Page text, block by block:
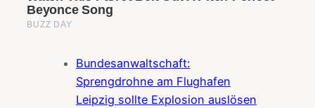
Bundesanwaltschaft:
Sprengdrohne am Flughafen
Leipzig sollte Explosion auslösen